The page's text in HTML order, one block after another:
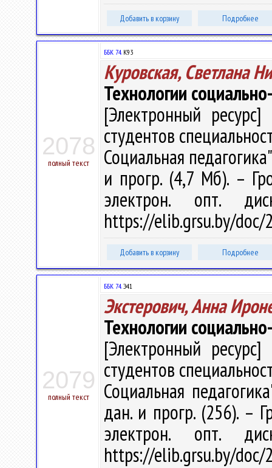
Добавить в корзину Подробнее
2078
полный текст
ББК 74.К93
Куровская, Светлана
Технологии
[Электронный
студентов
Социальная
и прогр. (4,7 Мб). –
электрон. опт.
https://elib.grsu.by/doc/
Добавить в корзину Подробнее
2079
полный текст
ББК 74.Э41
Экстерович, Анна
Технологии
[Электронный
студентов
Социальная
дан. и прогр. (256). –
электрон. опт.
https://elib.grsu.by/doc/